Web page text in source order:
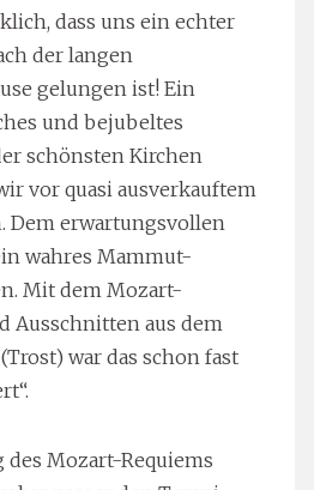
dass uns ein echter
der langen
gelungen ist! Ein
und bejubeltes
schönsten Kirchen
vor quasi ausverkauftem
Dem erwartungsvollen
wahres Mammut-
Mit dem Mozart-
Ausschnitten aus dem
war das schon fast
des Mozart-Requiems